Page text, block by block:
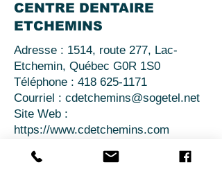
CENTRE DENTAIRE
ETCHEMINS
Adresse : 1514, route 277, Lac-
Etchemin, Québec G0R 1S0
Téléphone : 418 625-1171
Courriel : cdetchemins@sogetel.net
Site Web :
https://www.cdetchemins.com